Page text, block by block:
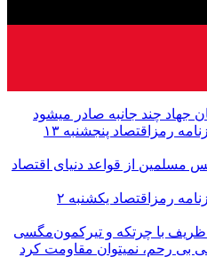
جهاد چند جانبه صادر میشود
ویژه نامه جنگ رمضان روزنامه رمزاقتصاد پنجشنبه ۱۳
مسلمین از قواعد دنیاى اقتصاد
ویژه نامه جنگ رمضان روزنامه رمزاقتصاد یکشنبه ۲
با چرتکه و تیرکمون‌مگسی
بی رحم، نمیتوان مقاومت کرد